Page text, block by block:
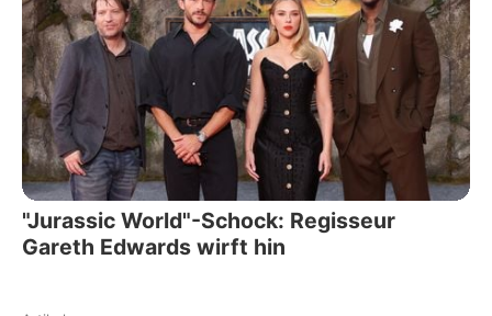
"Jurassic World"-Schock: Regisseur
Gareth Edwards wirft hin